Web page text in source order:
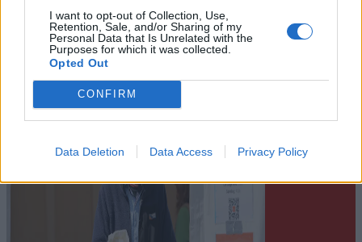
I want to opt-out of Collection, Use,
Retention, Sale, and/or Sharing of my
Personal Data that Is Unrelated with the
Purposes for which it was collected.
Opted Out
CONFIRM
Data Deletion Data Access Privacy Policy
Abonnement